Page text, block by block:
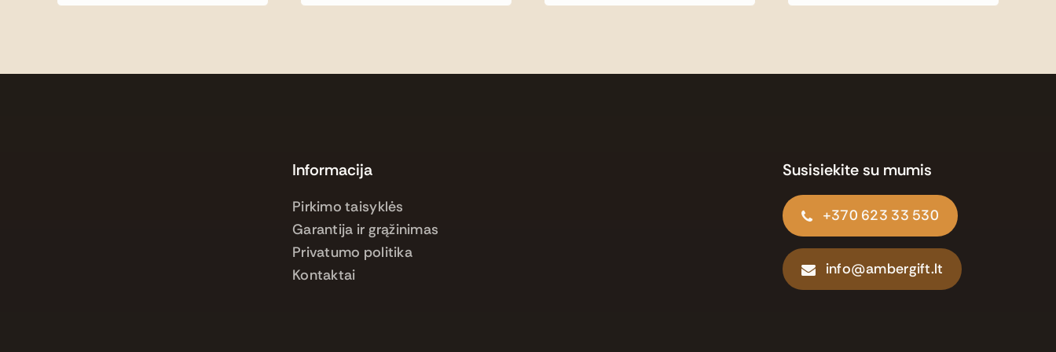
Informacija
Pirkimo taisyklės
Garantija ir grąžinimas
Privatumo politika
Kontaktai
Susisiekite su mumis
+370 623 33 530
info@ambergift.lt